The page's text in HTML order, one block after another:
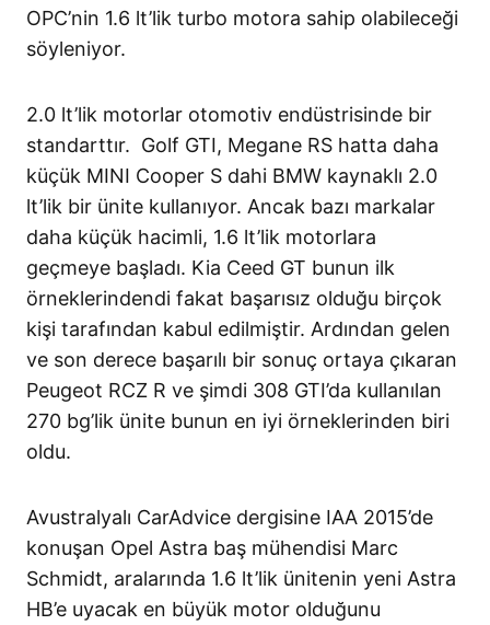
OPC’nin 1.6 lt’lik turbo motora sahip olabileceği
söyleniyor.
2.0 lt’lik motorlar otomotiv endüstrisinde bir
standarttır. Golf GTI, Megane RS hatta daha
küçük MINI Cooper S dahi BMW kaynaklı 2.0
lt’lik bir ünite kullanıyor. Ancak bazı markalar
daha küçük hacimli, 1.6 lt’lik motorlara
geçmeye başladı. Kia Ceed GT bunun ilk
örneklerindendi fakat başarısız olduğu birçok
kişi tarafından kabul edilmiştir. Ardından gelen
ve son derece başarılı bir sonuç ortaya çıkaran
Peugeot RCZ R ve şimdi 308 GTI’da kullanılan
270 bg’lik ünite bunun en iyi örneklerinden biri
oldu.
Avustralyalı CarAdvice dergisine IAA 2015’de
konuşan Opel Astra baş mühendisi Marc
Schmidt, aralarında 1.6 lt’lik ünitenin yeni Astra
HB’e uyacak en büyük motor olduğunu